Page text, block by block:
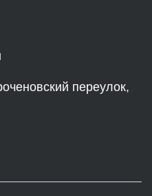
переулок,